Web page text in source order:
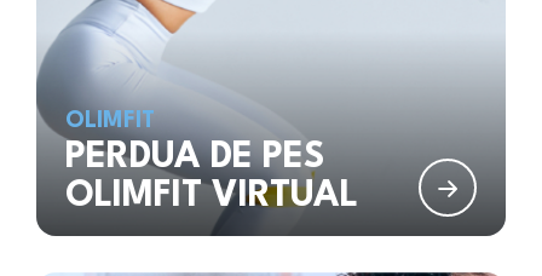
OLIMFIT
PERDUA DE PES
OLIMFIT VIRTUAL